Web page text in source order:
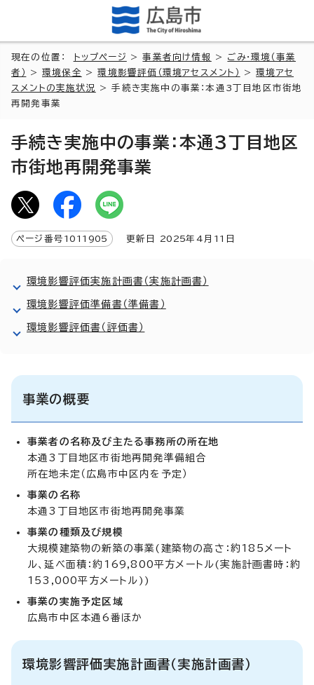
現在の位置： トップページ >事業者向け情報 > ごみ・環境（事業
者）
>環境保全 >環境影響評価（環境アセスメント） >環境アセ
スメントの実施状況
> 手続き実施中の事業：本通3丁目地区市街地
再開発事業
手続き実施中の事業：本通3丁目地区
市街地再開発事業
ページ番号 1011905 更新日 2025年4月 11 日
環境影響評価実施計画書（実施計画書）
環境影響評価準備書（準備書）
環境影響評価書（評価書）
事業の概要
事業者の名称及び主たる事務所の所在地
本通3丁目地区市街地再開発準備組合
所在地未定（広島市中区内を予定）
事業の名称
本通3丁目地区市街地再開発事業
事業の種類及び規模
大規模建築物の新築の事業(建築物の高さ：約185メート
ル、延べ面積：約169,800平方メートル(実施計画書時：約
153,000平方メートル))
事業の実施予定区域
広島市中区本通6番ほか
環境影響評価実施計画書（実施計画書）